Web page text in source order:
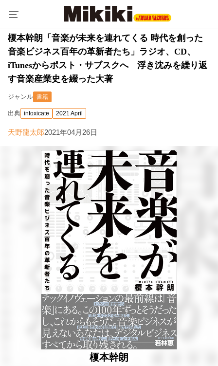
榎本幹朗「音楽が未来を連れてくる 時代を創った
音楽ビジネス百年の革新者たち」ラジオ、CD、
iTunesからポスト・サブスクへ 浮き沈みを繰り返
す音楽産業史を綴った大著
ジャンル 書籍
出典 intoxicate 2021 April
天野龍太郎2021年04月26日
榎本幹朗